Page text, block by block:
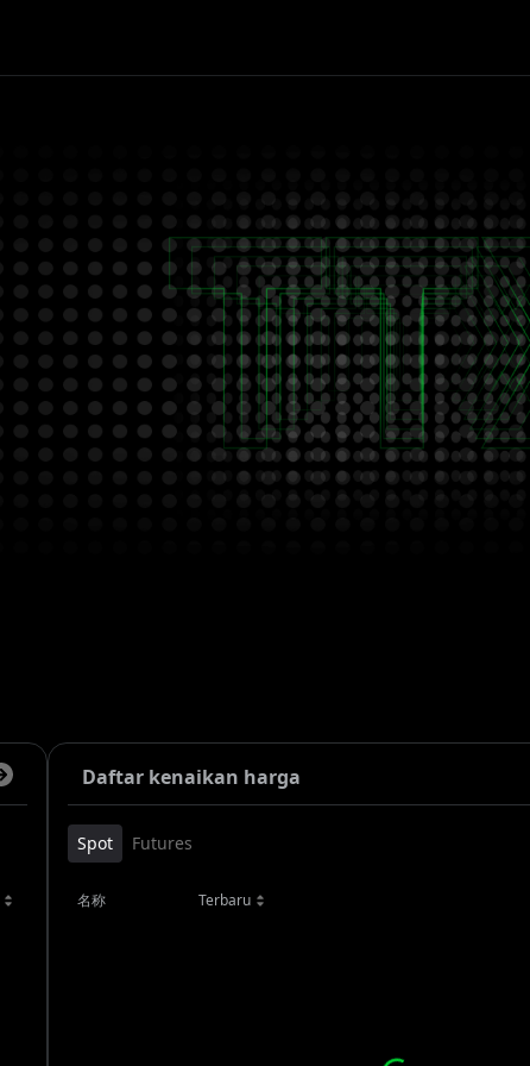
Daftar kenaikan harga
Spot Futures
名称 Terbaru